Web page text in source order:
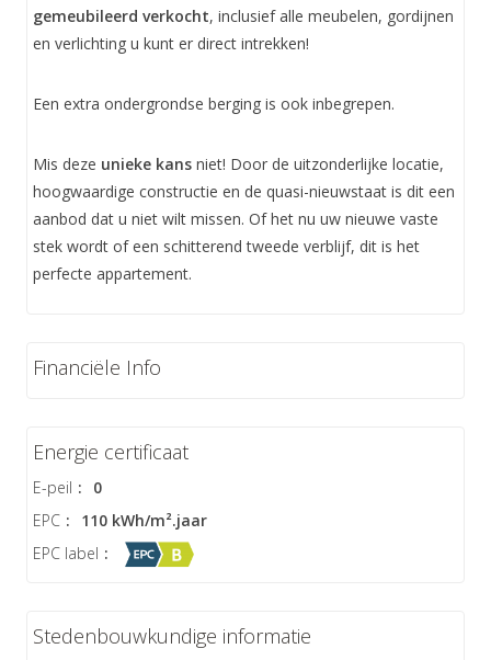
gemeubileerd verkocht, inclusief alle meubelen, gordijnen
en verlichting u kunt er direct intrekken!
Een extra ondergrondse berging is ook inbegrepen.
Mis deze unieke kans niet! Door de uitzonderlijke locatie,
hoogwaardige constructie en de quasi-nieuwstaat is dit een
aanbod dat u niet wilt missen. Of het nu uw nieuwe vaste
stek wordt of een schitterend tweede verblijf, dit is het
perfecte appartement.
Financiële Info
Energie certificaat
E-peil :
0
EPC :
110 kWh/m².jaar
EPC label :
Stedenbouwkundige informatie